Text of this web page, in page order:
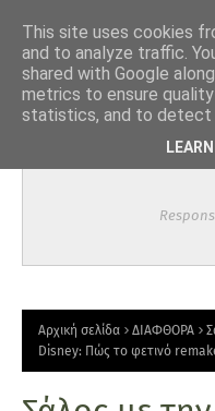
Αρχική σελίδα ΔΙΑΦΘΟΡΑ
Disney: Πώς το φετινό remake
This site uses cookies
and to analyze traffic.
shared with Google
metrics to ensure
statistics, and to detect